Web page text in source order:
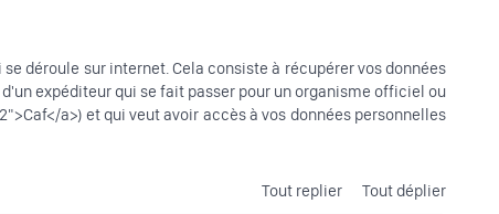
déroule sur internet. Cela consiste à récupérer vos données
expéditeur qui se fait passer pour un organisme officiel ou
a>) et qui veut avoir accès à vos données personnelles
Tout replier Tout déplier